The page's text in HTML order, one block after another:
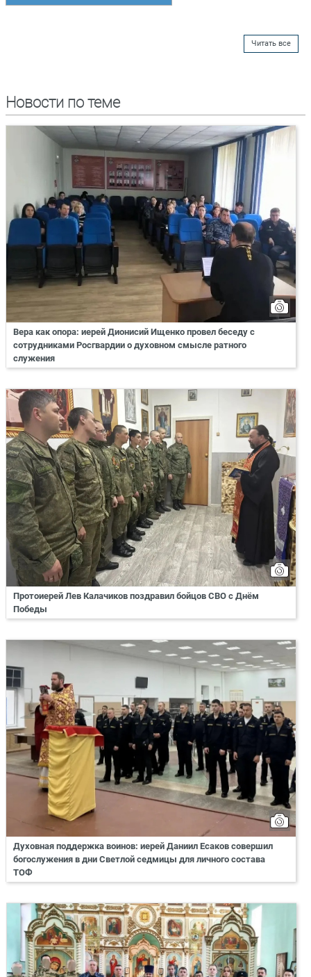
Читать все
Новости по теме
Вера как опора: иерей Дионисий Ищенко провел беседу с
сотрудниками Росгвардии о духовном смысле ратного
служения
Протоиерей Лев Калачиков поздравил бойцов СВО с Днём
Победы
Духовная поддержка воинов: иерей Даниил Есаков совершил
богослужения в дни Светлой седмицы для личного состава
ТОФ